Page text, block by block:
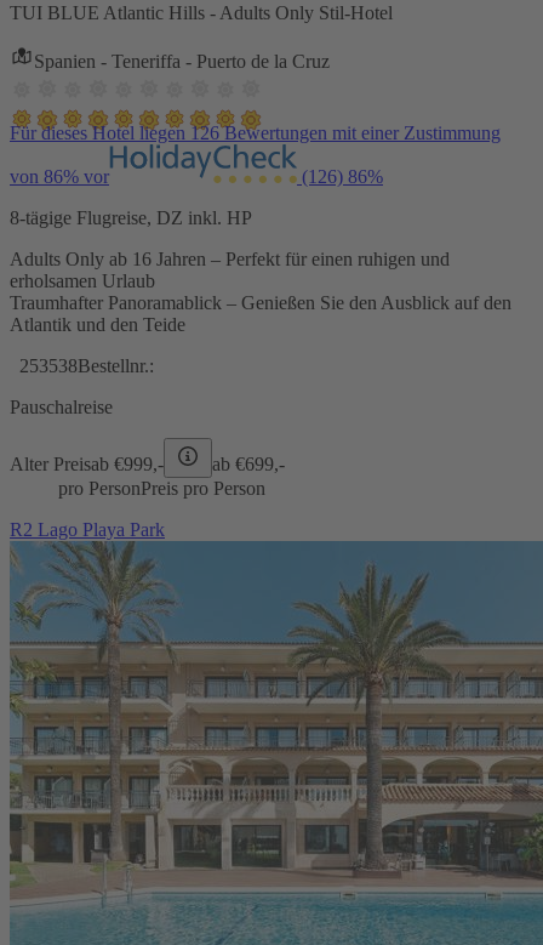
TUI BLUE Atlantic Hills - Adults Only Stil-Hotel
Spanien - Teneriffa - Puerto de la Cruz
Für dieses Hotel liegen 126 Bewertungen mit einer Zustimmung
von 86% vor (126) 86%
8-tägige Flugreise, DZ inkl. HP
Adults Only ab 16 Jahren – Perfekt für einen ruhigen und
erholsamen Urlaub
Traumhafter Panoramablick – Genießen Sie den Ausblick auf den
Atlantik und den Teide
253538Bestellnr.:
Pauschalreise
Alter Preisab €999,- ab €699,-
pro PersonPreis pro Person
R2 Lago Playa Park